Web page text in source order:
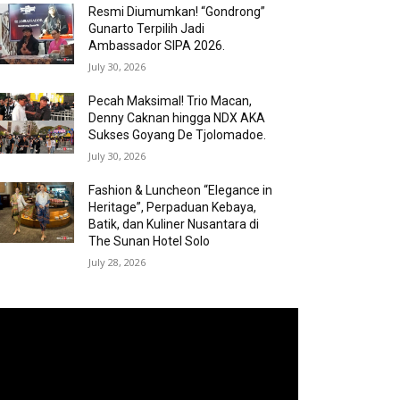
Resmi Diumumkan! “Gondrong”
Gunarto Terpilih Jadi
Ambassador SIPA 2026.
July 30, 2026
Pecah Maksimal! Trio Macan,
Denny Caknan hingga NDX AKA
Sukses Goyang De Tjolomadoe.
July 30, 2026
Fashion & Luncheon “Elegance in
Heritage”, Perpaduan Kebaya,
Batik, dan Kuliner Nusantara di
The Sunan Hotel Solo
July 28, 2026